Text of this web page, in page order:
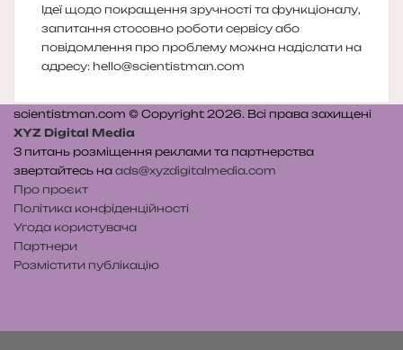
Ідеї щодо покращення зручності та функціоналу,
запитання стосовно роботи сервісу або
повідомлення про проблему можна надіслати на
адресу: hello@scientistman.com
scientistman.com © Copyright 2026. Всі права захищені
XYZ Digital Media
З питань розміщення реклами та партнерства
звертайтесь на ads@xyzdigitalmedia.com
Про проєкт
Політика конфіденційності
Угода користувача
Партнери
Розмістити публікацію